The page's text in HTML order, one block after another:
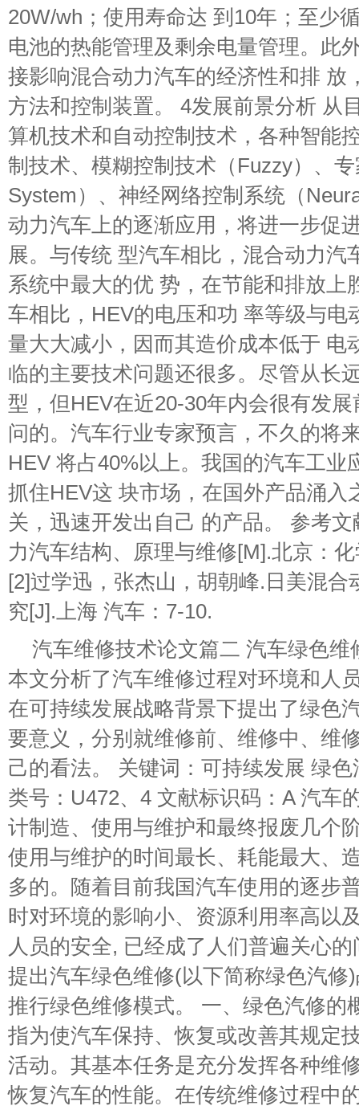
20W/wh；使用寿命达 到10年；至少
电池的热能管理及剩余电量管理。此
接影响混合动力汽车的经济性和排 放
方法和控制装置。 4发展前景分析 从
算机技术和自动控制技术，各种智能
制技术、模糊控制技术（Fuzzy）、
System）、神经网络控制系统（
动力汽车上的逐渐应用，将进一步促
展。与传统 型汽车相比，混合动力汽
系统中最大的优 势，在节能和排放上
车相比，HEV的电压和功 率等级与电
量大大减小，因而其造价成本低于 电
临的主要技术问题还很多。尽管从长
型，但HEV在近20-30年内会很有发
问的。汽车行业专家预言，不久的将
HEV 将占40%以上。我国的汽车工业
抓住HEV这 块市场，在国外产品涌入
关，迅速开发出自己 的产品。 参考
力汽车结构、原理与维修[M].北京：
[2]过学迅，张杰山，胡朝峰.日美混合
究[J].上海 汽车：7-10.
汽车维修技术论文篇二 汽车绿色
本文分析了汽车维修过程对环境和人
在可持续发展战略背景下提出了绿色
要意义，分别就维修前、维修中、维
己的看法。 关键词：可持续发展 绿
类号：U472、4 文献标识码：A 汽车
计制造、使用与维护和最终报废几个
使用与维护的时间最长、耗能最大、
多的。随着目前我国汽车使用的逐步
时对环境的影响小、资源利用率高以
人员的安全, 已经成了人们普遍关心
提出汽车绿色维修(以下简称绿色汽修
推行绿色维修模式。 一、绿色汽修的
指为使汽车保持、恢复或改善其规定
活动。其基本任务是充分发挥各种维
恢复汽车的性能。在传统维修过程中